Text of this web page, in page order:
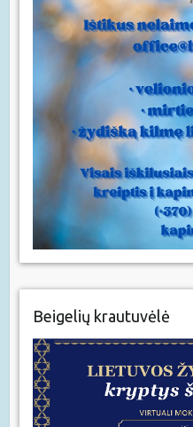
Beigelių krautuvėlė